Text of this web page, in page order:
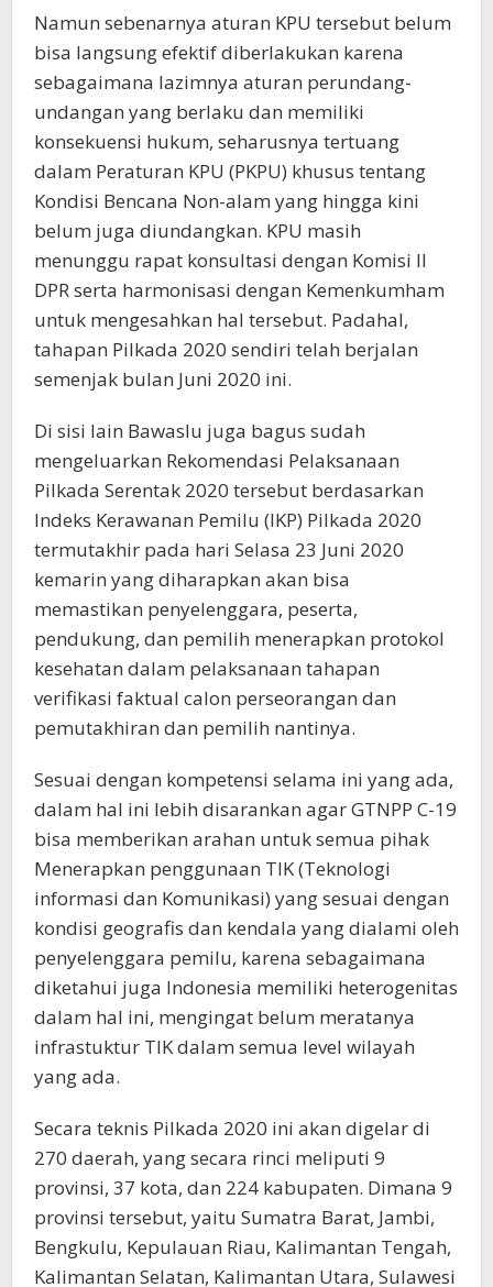
Namun sebenarnya aturan KPU tersebut belum
bisa langsung efektif diberlakukan karena
sebagaimana lazimnya aturan perundang-
undangan yang berlaku dan memiliki
konsekuensi hukum, seharusnya tertuang
dalam Peraturan KPU (PKPU) khusus tentang
Kondisi Bencana Non-alam yang hingga kini
belum juga diundangkan. KPU masih
menunggu rapat konsultasi dengan Komisi II
DPR serta harmonisasi dengan Kemenkumham
untuk mengesahkan hal tersebut. Padahal,
tahapan Pilkada 2020 sendiri telah berjalan
semenjak bulan Juni 2020 ini.
Di sisi lain Bawaslu juga bagus sudah
mengeluarkan Rekomendasi Pelaksanaan
Pilkada Serentak 2020 tersebut berdasarkan
Indeks Kerawanan Pemilu (IKP) Pilkada 2020
termutakhir pada hari Selasa 23 Juni 2020
kemarin yang diharapkan akan bisa
memastikan penyelenggara, peserta,
pendukung, dan pemilih menerapkan protokol
kesehatan dalam pelaksanaan tahapan
verifikasi faktual calon perseorangan dan
pemutakhiran dan pemilih nantinya.
Sesuai dengan kompetensi selama ini yang ada,
dalam hal ini lebih disarankan agar GTNPP C-19
bisa memberikan arahan untuk semua pihak
Menerapkan penggunaan TIK (Teknologi
informasi dan Komunikasi) yang sesuai dengan
kondisi geografis dan kendala yang dialami oleh
penyelenggara pemilu, karena sebagaimana
diketahui juga Indonesia memiliki heterogenitas
dalam hal ini, mengingat belum meratanya
infrastuktur TIK dalam semua level wilayah
yang ada.
Secara teknis Pilkada 2020 ini akan digelar di
270 daerah, yang secara rinci meliputi 9
provinsi, 37 kota, dan 224 kabupaten. Dimana 9
provinsi tersebut, yaitu Sumatra Barat, Jambi,
Bengkulu, Kepulauan Riau, Kalimantan Tengah,
Kalimantan Selatan, Kalimantan Utara, Sulawesi